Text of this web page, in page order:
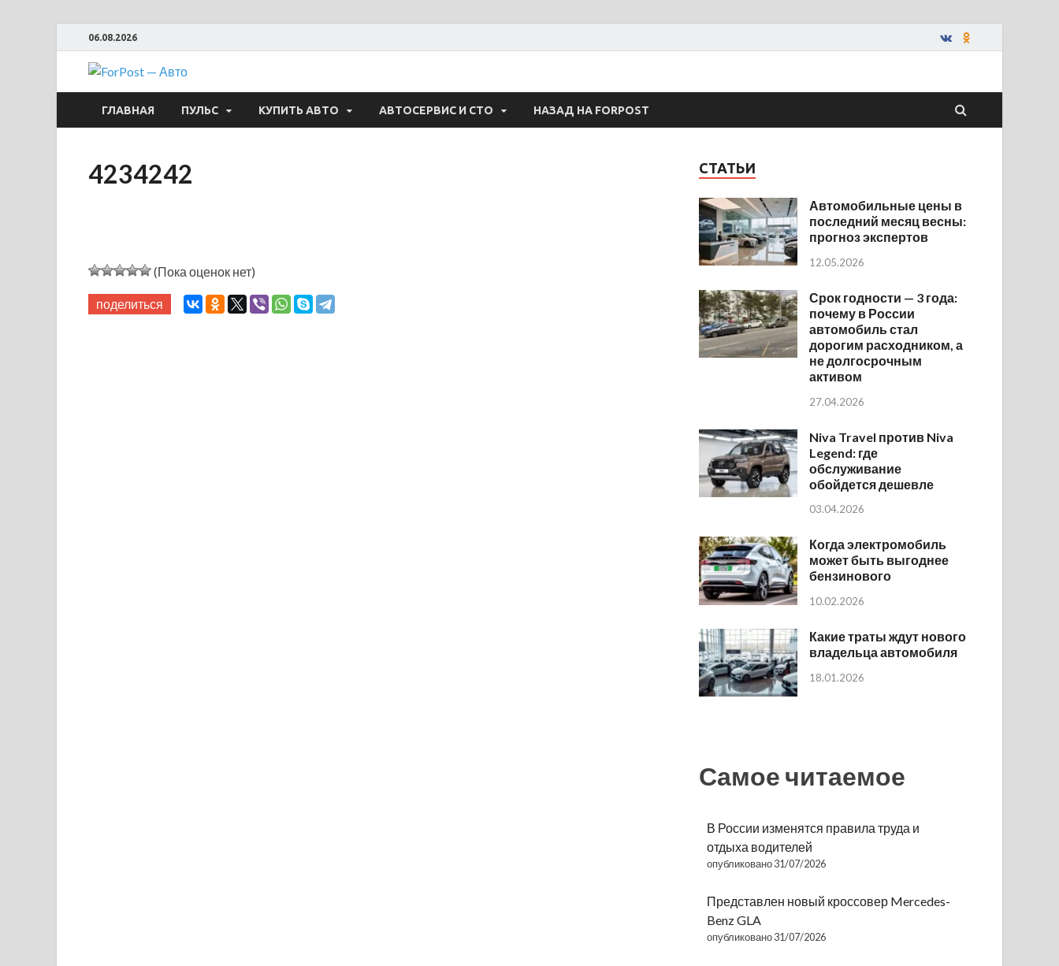
06.08.2026
ForPost — Авто
ГЛАВНАЯ ПУЛЬС КУПИТЬ АВТО АВТОСЕРВИС И СТО НАЗАД НА FORPOST
4234242
(Пока оценок нет)
поделиться
СТАТЬИ
Автомобильные цены в
последний месяц весны:
прогноз экспертов
12.05.2026
Срок годности — 3 года:
почему в России
автомобиль стал
дорогим расходником, а
не долгосрочным
активом
27.04.2026
Niva Travel против Niva
Legend: где
обслуживание
обойдется дешевле
03.04.2026
Когда электромобиль
может быть выгоднее
бензинового
10.02.2026
Какие траты ждут нового
владельца автомобиля
18.01.2026
Самое читаемое
В России изменятся правила труда и
отдыха водителей
опубликовано 31/07/2026
Представлен новый кроссовер Mercedes-
Benz GLA
опубликовано 31/07/2026